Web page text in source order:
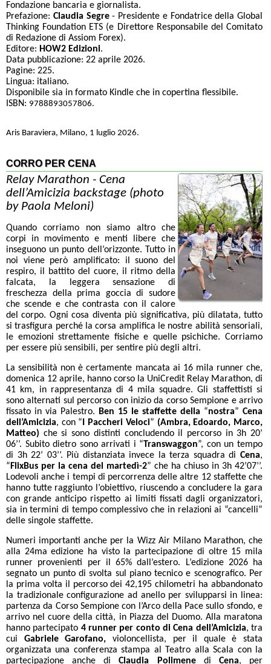
Fondazione bancaria e giornalista.
Prefazione: Claudia Segre- Presidente e Fondatrice della Global
Thinking Foundation ETS (e Direttore Responsabile del Comitato
di Redazione di Assiom Forex).
Editore: HOW2 Edizioni.
Data pubblicazione: 22 aprile 2026.
Pagine: 225.
Lingua: italiano.
Disponibile sia in formato Kindle che in copertina flessibile.
ISBN: 9788893057806.
Aris Baraviera, Milano, 1 luglio 2026.
CORRO PER CENA
Relay Marathon - Cena
dell’Amicizia backstage (photo
by Paola Meloni)
Quando corriamo non siamo altro che
corpi in movimento e menti libere che
inseguono un punto dell’orizzonte. Tutto in
noi viene però amplificato: il suono del
respiro, il battito del cuore, il ritmo della
falcata, la leggera sensazione di
freschezza della prima goccia di sudore
che scende e che contrasta con il calore
del corpo. Ogni cosa diventa più significativa, più dilatata, tutto
si trasfigura perché la corsa amplifica le nostre abilità sensoriali,
le emozioni strettamente fisiche e quelle psichiche. Corriamo
per essere più sensibili, per sentire più degli altri.
La sensibilità non è certamente mancata ai 16 mila runner che,
domenica 12 aprile, hanno corso la UniCredit Relay Marathon, di
41 km, in rappresentanza di 4 mila squadre. Gli staffettisti si
sono alternati sul percorso con inizio da corso Sempione e arrivo
fissato in via Palestro.
Ben 15 le staffette della “nostra” Cena
dell’Amicizia, con “ I Paccheri Veloci” (Ambra, Edoardo, Marco,
Matteo) che si sono distinti concludendo il percorso in 3h 20’
06’’. Subito dietro sono arrivati i “Transwaggon”, con un tempo
di 3h 22’ 03’’. Più distanziata invece la terza squadra di Cena,
“ FlixBus per la cena del martedì-2” che ha chiuso in 3h 42’07’’.
Lodevoli anche i tempi di percorrenza delle altre 12 staffette che
hanno tutte raggiunto l’obiettivo, riuscendo a concludere la gara
con grande anticipo rispetto ai limiti fissati dagli organizzatori,
sia in termini di tempo complessivo che in relazioni ai “cancelli”
delle singole staffette.
Numeri importanti anche per la Wizz Air Milano Marathon, che
alla 24ma edizione ha visto la partecipazione di oltre 15 mila
runner provenienti per il 65% dall’estero. L’edizione 2026 ha
segnato un punto di svolta sul piano tecnico e scenografico. Per
la prima volta il percorso dei 42,195 chilometri ha abbandonato
la tradizionale configurazione ad anello per svilupparsi in linea:
partenza da Corso Sempione con l’Arco della Pace sullo sfondo, e
arrivo nel cuore della città, in Piazza del Duomo. Alla maratona
hanno partecipato 4 runner per conto di Cena dell’Amicizia, tra
cui Gabriele Garofano, violoncellista, per il quale è stata
organizzata una conferenza stampa al Teatro alla Scala con la
partecipazione anche diClaudia Polimene di Cena, per